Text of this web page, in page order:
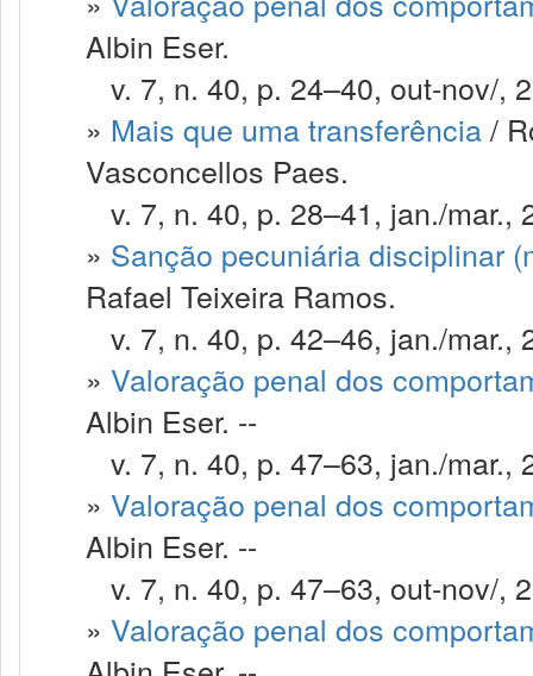
Albin Eser.
v. 7, n. 40, p. 24–40, out-nov/,
» Mais que uma transferência/
Vasconcellos Paes.
v. 7, n. 40, p. 28–41, jan./mar.,
» Sanção pecuniária disciplinar
Rafael Teixeira Ramos.
v. 7, n. 40, p. 42–46, jan./mar.,
» Valoração penal dos
Albin Eser. --
v. 7, n. 40, p. 47–63, jan./mar.,
» Valoração penal dos
Albin Eser. --
v. 7, n. 40, p. 47–63, out-nov/,
» Valoração penal dos